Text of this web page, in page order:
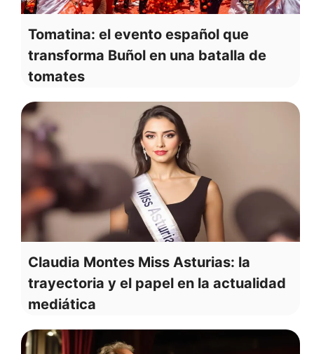
Tomatina: el evento español que
transforma Buñol en una batalla de
tomates
Claudia Montes Miss Asturias: la
trayectoria y el papel en la actualidad
mediática